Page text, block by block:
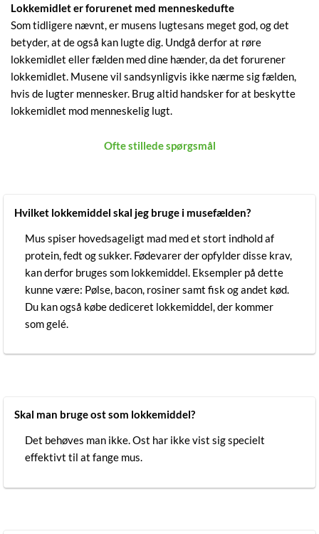
Lokkemidlet er forurenet med menneskedufte
Som tidligere nævnt, er musens lugtesans meget god, og det
betyder, at de også kan lugte dig. Undgå derfor at røre
lokkemidlet eller fælden med dine hænder, da det forurener
lokkemidlet. Musene vil sandsynligvis ikke nærme sig fælden,
hvis de lugter mennesker. Brug altid handsker for at beskytte
lokkemidlet mod menneskelig lugt.
Ofte stillede spørgsmål
Hvilket lokkemiddel skal jeg bruge i musefælden?
Mus spiser hovedsageligt mad med et stort indhold af
protein, fedt og sukker. Fødevarer der opfylder disse krav,
kan derfor bruges som lokkemiddel. Eksempler på dette
kunne være: Pølse, bacon, rosiner samt fisk og andet kød.
Du kan også købe dediceret lokkemiddel, der kommer
som gelé.
Skal man bruge ost som lokkemiddel?
Det behøves man ikke. Ost har ikke vist sig specielt
effektivt til at fange mus.